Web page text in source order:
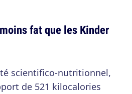
fat que les Kinder
scientifico-nutritionnel,
de 521 kilocalories